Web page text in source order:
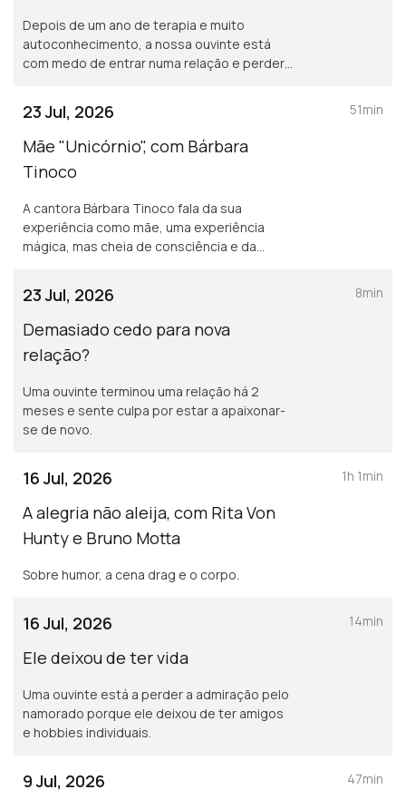
Depois de um ano de terapia e muito
autoconhecimento, a nossa ouvinte está
com medo de entrar numa relação e perder
23 Jul, 2026
Mãe "Unicórnio", com Bárbara
Tinoco
A cantora Bárbara Tinoco fala da sua
experiência como mãe, uma experiência
mágica, mas cheia de consciência e da
51min
23 Jul, 2026
Demasiado cedo para nova
relação?
Uma ouvinte terminou uma relação há 2
meses e sente culpa por estar a apaixonar-
se de novo.
8min
16 Jul, 2026
A alegria não aleija, com Rita Von
Hunty e Bruno Motta
Sobre humor, a cena drag e o corpo.
1h 1min
16 Jul, 2026
Ele deixou de ter vida
Uma ouvinte está a perder a admiração pelo
namorado porque ele deixou de ter amigos
e hobbies individuais.
14min
9 Jul, 2026
47min